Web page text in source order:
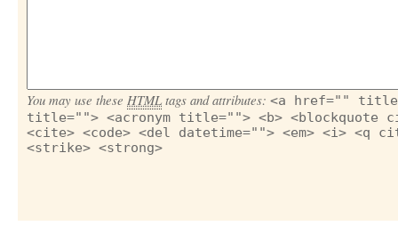
You may use these HTML tags and attributes: <a href=""
title=""> <acronym title=""> <b> <blockquote
<cite> <code> <del datetime=""> <em> <i> <q
<strike> <strong>